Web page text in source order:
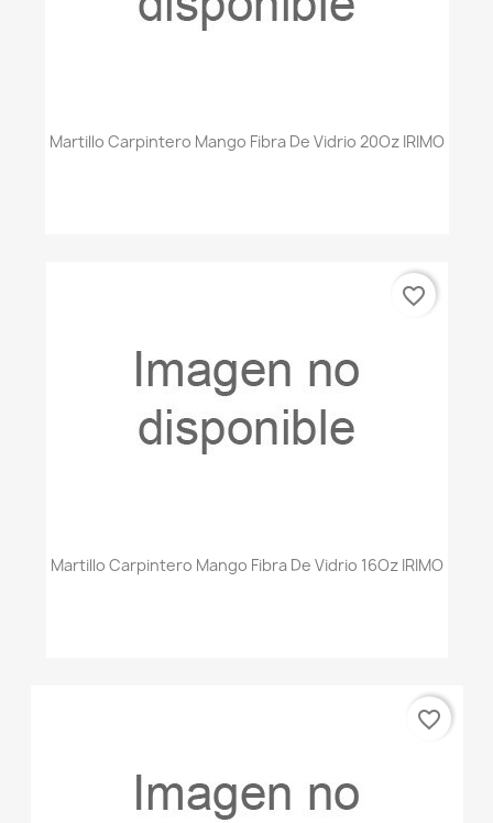
Martillo Carpintero Mango Fibra De Vidrio 20Oz IRIMO
Martillo Carpintero Mango Fibra De Vidrio 16Oz IRIMO
favorite_border
favorite_border